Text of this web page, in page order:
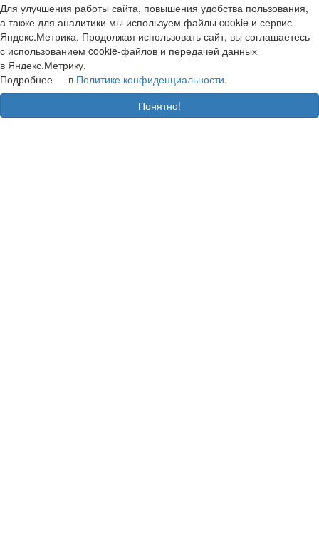
Для улучшения работы сайта, повышения удобства пользования,
а также для аналитики мы используем файлы cookie и сервис
Яндекс.Метрика. Продолжая использовать сайт, вы соглашаетесь
с использованием cookie-файлов и передачей данных
в Яндекс.Метрику.
Подробнее — в Политике конфиденциальности.
Понятно!